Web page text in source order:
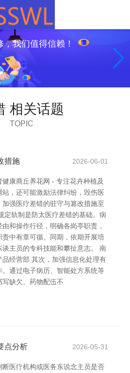
，我们值得信赖！
相关话题
TOPIC
措施 2026-06-01
康商丘养花网 - 专注花卉种植及
，还可能激励法律纠纷，毁伤医
强医疗差错的驻守与篡改措施至
定轨制是防太医疗差错的基础。病
和操作行径，明确各岗亭职责，
中有章可循。同期，依期开展培
主员的专科技能和攀扯意志。 南
经营部 其次，加强信息化处理有
通过电子病历、智能处方系统等
缺欠、药物配伍不
点分析 2026-05-31
断医疗机构或医务东说念主员是否